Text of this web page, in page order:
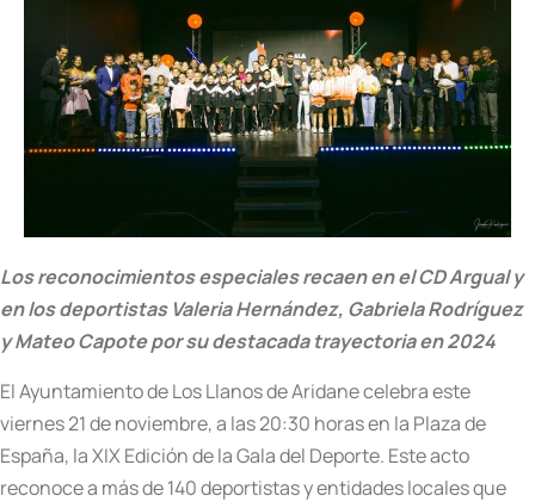
Los reconocimientos especiales recaen en el CD Argual y
en los deportistas Valeria Hernández, Gabriela Rodríguez
y Mateo Capote por su destacada trayectoria en 2024
El Ayuntamiento de Los Llanos de Aridane celebra este
viernes 21 de noviembre, a las 20:30 horas en la Plaza de
España, la XIX Edición de la Gala del Deporte. Este acto
reconoce a más de 140 deportistas y entidades locales que